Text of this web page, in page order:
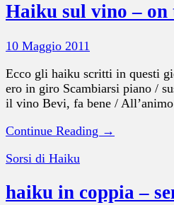
Haiku sul vino – on
10 Maggio 2011
Ecco gli haiku scritti in questi
ero in giro Scambiarsi piano /
il vino Bevi, fa bene /
Continue Reading →
Sorsi di Haiku
haiku in coppia –